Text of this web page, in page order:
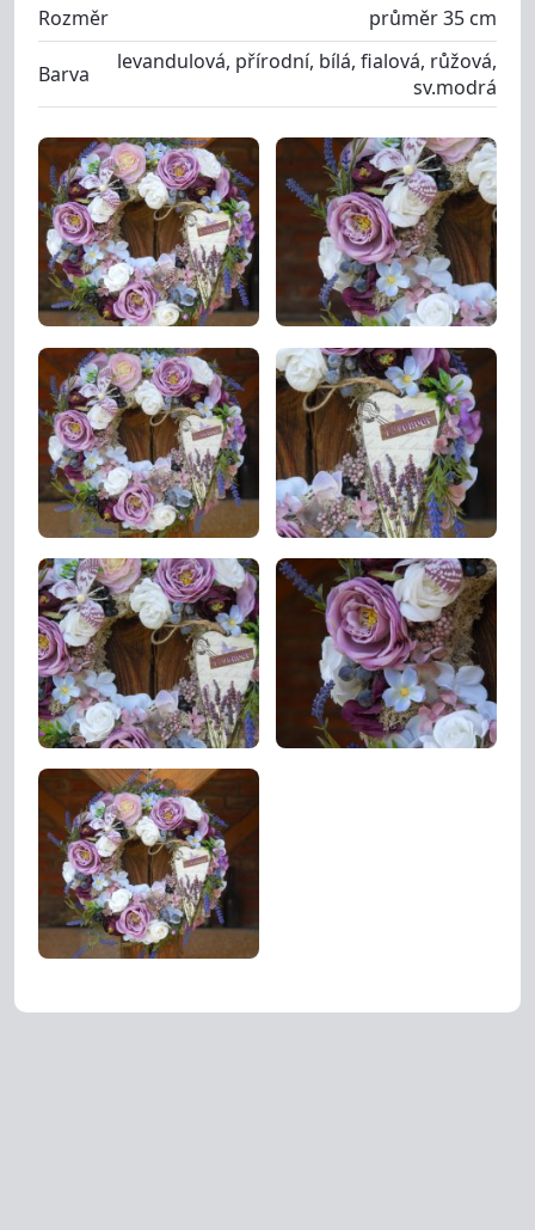
Rozměr
průměr 35 cm
Barva
levandulová, přírodní, bílá, fialová, růžová,
sv.modrá